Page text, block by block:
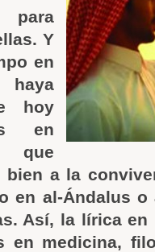
Y
en
haya
hoy
en
que
bien a la
en al-Ándalus
Así, la lírica
en medicina,